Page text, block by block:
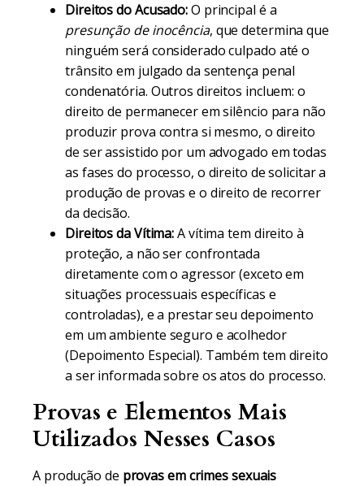
Direitos do Acusado:O principal é a
presunção de inocência, que determina que
ninguém será considerado culpado até o
trânsito em julgado da sentença penal
condenatória. Outros direitos incluem: o
direito de permanecer em silêncio para não
produzir prova contra si mesmo, o direito
de ser assistido por um advogado em todas
as fases do processo, o direito de solicitar a
produção de provas e o direito de recorrer
da decisão.
Direitos da Vítima:A vítima tem direito à
proteção, a não ser confrontada
diretamente com o agressor (exceto em
situações processuais específicas e
controladas), e a prestar seu depoimento
em um ambiente seguro e acolhedor
(Depoimento Especial). Também tem direito
a ser informada sobre os atos do processo.
Provas e Elementos Mais
Utilizados Nesses Casos
A produção de provas em crimes sexuais